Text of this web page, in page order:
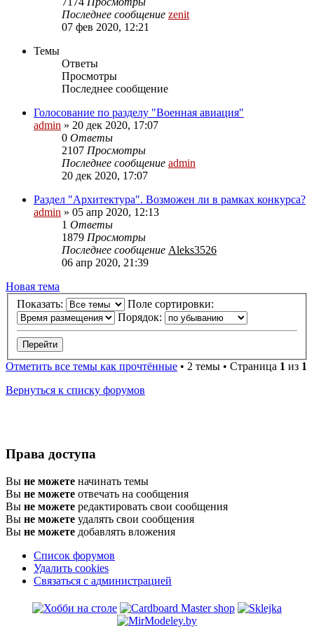
Последнее сообщение zenit
07 фев 2020, 12:21
Темы
Ответы
Просмотры
Последнее сообщение
Голосование по разделу "Военная авиация"
admin » 20 дек 2020, 17:07
0 Ответы
2107 Просмотры
Последнее сообщение admin
20 дек 2020, 17:07
Раздел "Архитектура". Возможен ли в рамках конкурса?
admin » 05 апр 2020, 12:13
1 Ответы
1879 Просмотры
Последнее сообщение Aleks3526
06 апр 2020, 21:39
Новая
тема
Новая тема
Показать:
Поле сортировки:
Порядок:
Отметить все темы как прочтённые • 2 темы • Страница 1 из 1
Вернуться к списку форумов
Права доступа
Вы не можете начинать темы
Вы не можете отвечать на сообщения
Вы не можете редактировать свои сообщения
Вы не можете удалять свои сообщения
Вы не можете добавлять вложения
Список форумов
Удалить cookies
Связаться
администрацией
Связаться с администрацией